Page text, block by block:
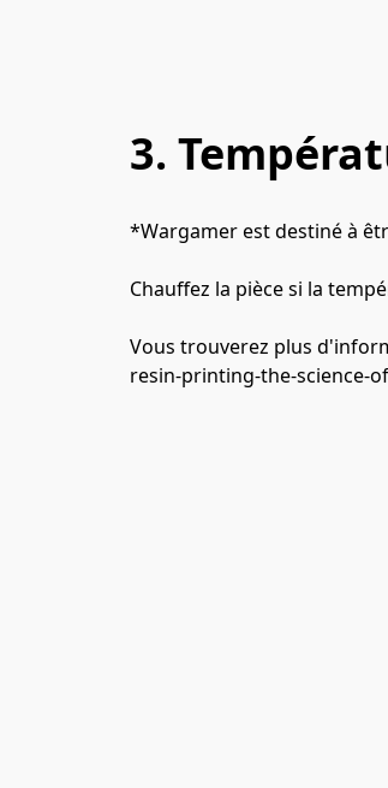
3.
*Wargamer est destiné à
Chauffez la pièce si la
Vous trouverez plus
resin-printing-the-science-